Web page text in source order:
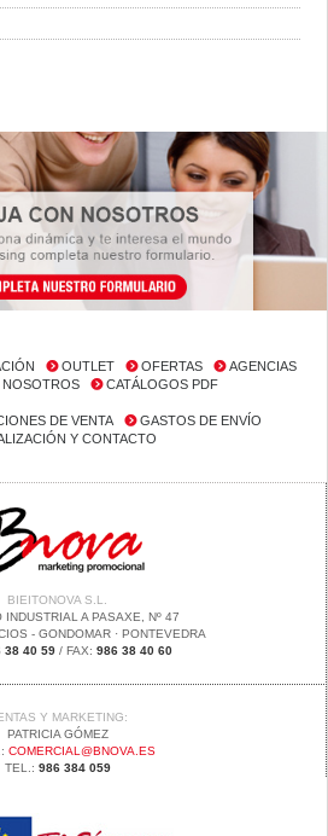
OUTLET OFERTAS
AGENCIAS
CATÁLOGOS PDF
DE VENTA
GASTOS DE ENVÍO
Y CONTACTO
BIEITONOVA S.L.
INDUSTRIAL A PASAXE, Nº 47
- GONDOMAR · PONTEVEDRA
38 40 59/ FAX: 986 38 40 60
Y MARKETING:
PATRICIA GÓMEZ
COMERCIAL@BNOVA.ES
TEL.: 986 384 059